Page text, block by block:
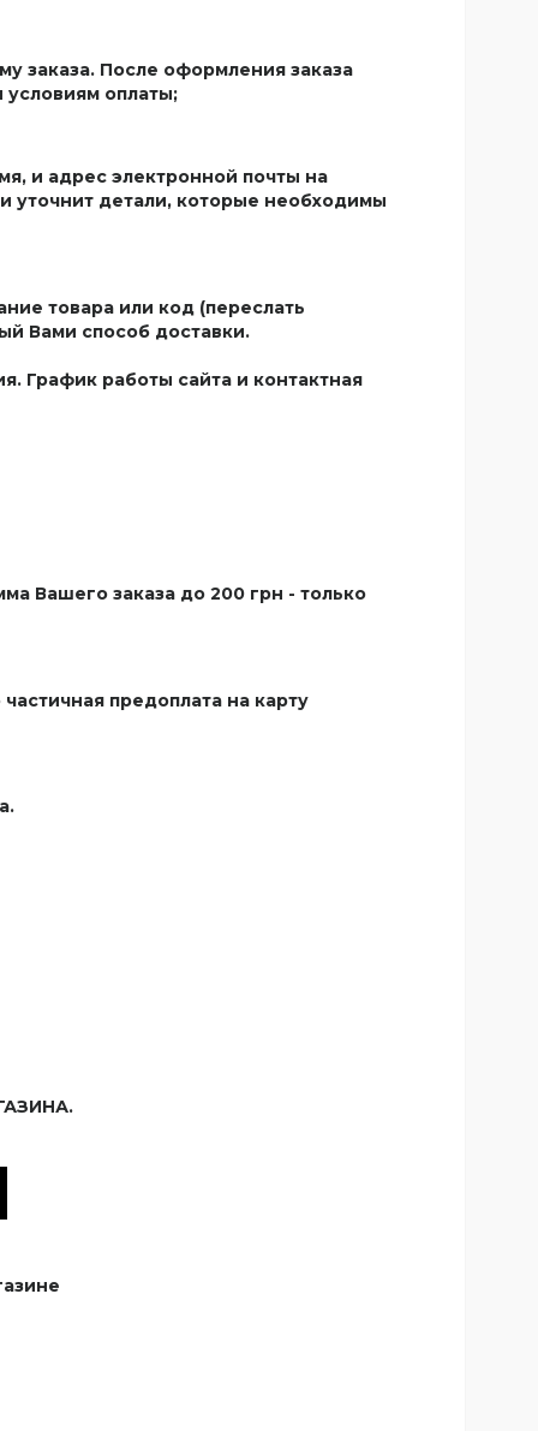
заказа. После оформления заказа
оплаты;
и адрес электронной почты на
уточнит детали, которые необходимы
товара или код (переслать
Вами способ доставки.
График работы сайта и контактная
Вашего заказа до 200 грн - только
предоплата на карту